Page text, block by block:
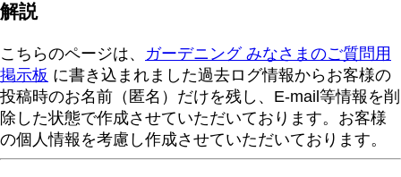
解説
こちらのページは、 ガーデニング みなさまのご質問用
掲示板 に書き込まれました過去ログ情報からお客様の
投稿時のお名前（匿名）だけを残し、E-mail等情報を削
除した状態で作成させていただいております。お客様
の個人情報を考慮し作成させていただいております。